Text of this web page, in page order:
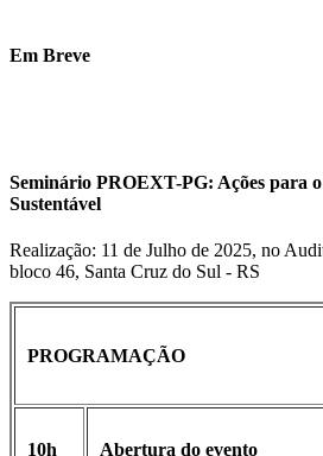
Em Breve
Seminário PROEXT-PG: Ações para
Sustentável
Realização: 11 de Julho de 2025, no
bloco 46, Santa Cruz do Sul - RS
PROGRAMAÇÃO
10h Abertura do evento